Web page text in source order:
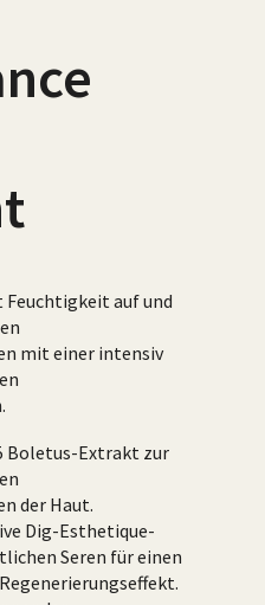
Feuchtigkeit auf und
mit einer intensiv
Boletus-Extrakt zur
der Haut.
Dig-Esthetique-
Seren für einen